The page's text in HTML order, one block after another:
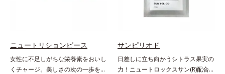
ニュートリションピース
女性に不足しがちな栄養素をおいし
くチャージ。美しさの次の一歩を引
サンピリオド
日差しに立ち向かうシトラス果実の
力！ニュートロックスサン(R)配合の